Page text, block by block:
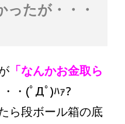
ったが・・・
「なんかお金取ら
・・(ﾟДﾟ)ﾊｧ?
ら段ボール箱の底